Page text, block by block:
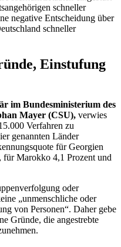
schneller
negative Entscheidung über
schneller
Einstufung
im Bundesministerium des
Mayer (CSU), verwies
Verfahren zu
genannten Länder
für Georgien
für Marokko 4,1 Prozent und
oder
„unmenschliche oder
von Personen“. Daher gebe
Gründe, die angestrebte